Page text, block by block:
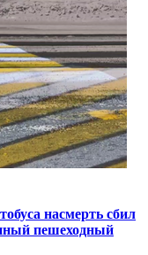
насмерть сбил
пешеходный